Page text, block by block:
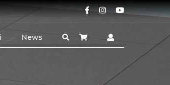
News